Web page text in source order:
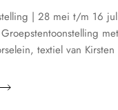
| 28 mei t/m 16 juli
Groepstentoonstelling
textiel van